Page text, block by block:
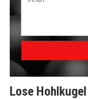
Lose Hohlkugel